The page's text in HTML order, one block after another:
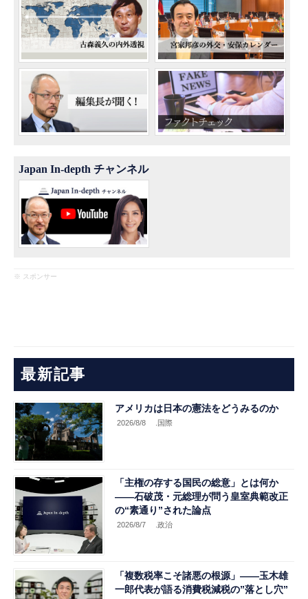
Japan In-depth チャンネル
※ スポンサー
最新記事
アメリカは日本の憲法をどうみるのか
2026/8/8 .国際
「主権の存する国民の総意」とは何か
――石破茂・元総理が問う皇室典範改正
の“素通り”された論点
2026/8/7 .政治
「複数税率こそ諸悪の根源」――玉木雄
一郎代表が語る消費税減税の”落とし穴”